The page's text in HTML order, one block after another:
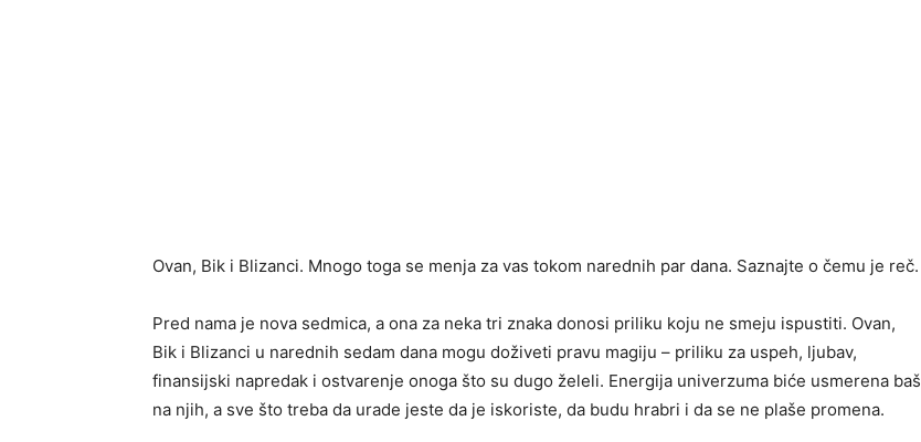
Ovan, Bik i Blizanci. Mnogo toga se menja za vas tokom narednih par dana. Saznajte o čemu je reč.
Pred nama je nova sedmica, a ona za neka tri znaka donosi priliku koju ne smeju ispustiti. Ovan,
Bik i Blizanci u narednih sedam dana mogu doživeti pravu magiju – priliku za uspeh, ljubav,
finansijski napredak i ostvarenje onoga što su dugo želeli. Energija univerzuma biće usmerena baš
na njih, a sve što treba da urade jeste da je iskoriste, da budu hrabri i da se ne plaše promena.